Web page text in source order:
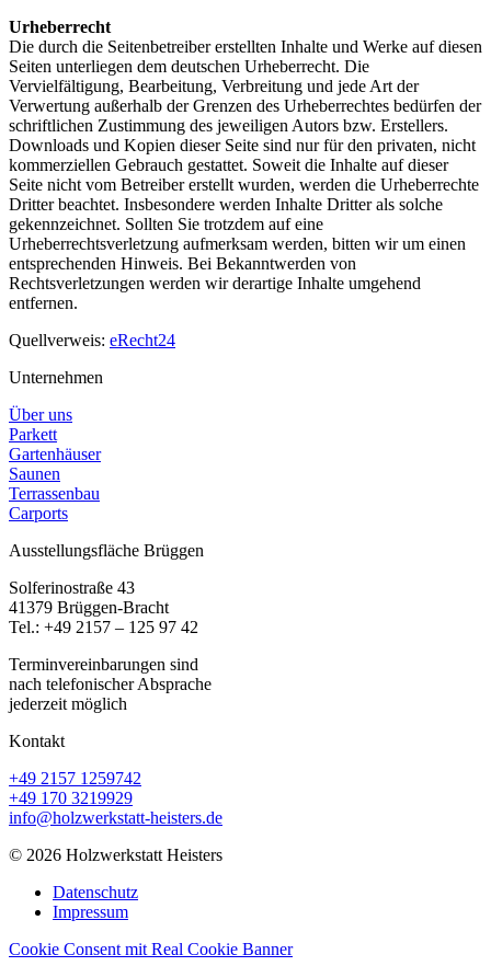
Urheberrecht
Die durch die Seitenbetreiber erstellten Inhalte und Werke auf diesen
Seiten unterliegen dem deutschen Urheberrecht. Die
Vervielfältigung, Bearbeitung, Verbreitung und jede Art der
Verwertung außerhalb der Grenzen des Urheberrechtes bedürfen der
schriftlichen Zustimmung des jeweiligen Autors bzw. Erstellers.
Downloads und Kopien dieser Seite sind nur für den privaten, nicht
kommerziellen Gebrauch gestattet. Soweit die Inhalte auf dieser
Seite nicht vom Betreiber erstellt wurden, werden die Urheberrechte
Dritter beachtet. Insbesondere werden Inhalte Dritter als solche
gekennzeichnet. Sollten Sie trotzdem auf eine
Urheberrechtsverletzung aufmerksam werden, bitten wir um einen
entsprechenden Hinweis. Bei Bekanntwerden von
Rechtsverletzungen werden wir derartige Inhalte umgehend
entfernen.
Quellverweis: eRecht24
Unternehmen
Über uns
Parkett
Gartenhäuser
Saunen
Terrassenbau
Carports
Ausstellungsfläche Brüggen
Solferinostraße 43
41379 Brüggen-Bracht
Tel.: +49 2157 – 125 97 42
Terminvereinbarungen sind
nach telefonischer Absprache
jederzeit möglich
Kontakt
+49 2157 1259742
+49 170 3219929
info@holzwerkstatt-heisters.de
© 2026 Holzwerkstatt Heisters
Datenschutz
Impressum
Cookie Consent mit Real Cookie Banner